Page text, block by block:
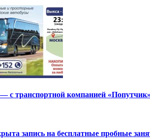
с транспортной компанией «Попутчик»
запись на бесплатные пробные